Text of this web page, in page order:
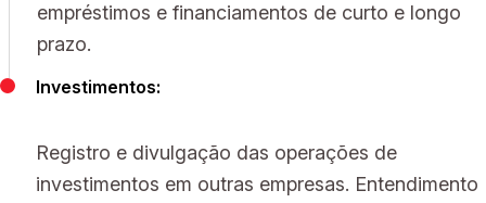
empréstimos e financiamentos de curto e longo
prazo.
Investimentos:
Registro e divulgação das operações de
investimentos em outras empresas. Entendimento